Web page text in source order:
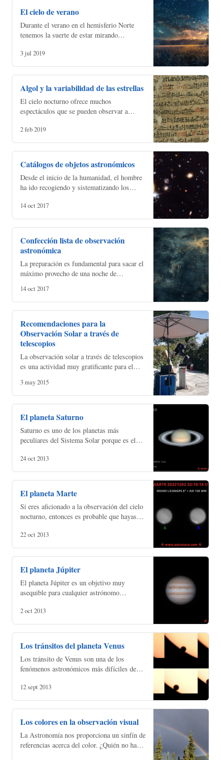
El cielo de verano
Durante el verano en el hemisferio Norte
tenemos la suerte de estar mirando
Vía Láctea. Tras una estación, la Primavera,
marcada po…
3 jul 2019
Algol y la variabilidad de las estrellas
El cielo nocturno ofrece muchos
espectáculos que se pueden observar a
en nuestra ajetreada vida moderna a pesar de
nuestros grandes con…
2 feb 2019
Catálogos de objetos astronómicos
Desde el inicio de la humanidad, el hombre
ha ido recogiendo y sistematizando los
el firmamento. Inicialmente, sólo aquellos
visible…
14 oct 2017
Confección lista de observación
astronómica
La preparación es fundamental para sacar el
máximo provecho de una noche de
decepcionante que estar con todo montado,
con una noche perfecta y no sa…
14 oct 2017
Recomendaciones para la
Observación Solar a través de
telescopios
La observación solar a través de telescopios
es una actividad muy gratificante para el
localización del Sol y la no necesidad de
viajar lej…
3 may 2015
El planeta Saturno
Saturno es uno de los planetas más
peculiares del Sistema Solar porque es el
observable por cualquier astrónomo
aficionado. Al igual q…
24 oct 2013
El planeta Marte
Si eres aficionado a la observación del cielo
nocturno, entonces es probable que hayas
rojo que aparece en el cielo durante
ciertas…
22 oct 2013
El planeta Júpiter
El planeta Júpiter es un objetivo muy
asequible para cualquier astrónomo
luminosidad y diámetro aparente , sólo
superado por Venus. Es accesi…
2 oct 2013
Los tránsitos del planeta Venus
Los tránsito de Venus son una de los
fenómenos astronómicos más difíciles de
produce un tránsito cada 125 años, con una
alta probabili…
12 sept 2013
Los colores en la observación visual
La Astronomía nos proporciona un sinfín de
referencias acerca del color. ¿Quién no ha